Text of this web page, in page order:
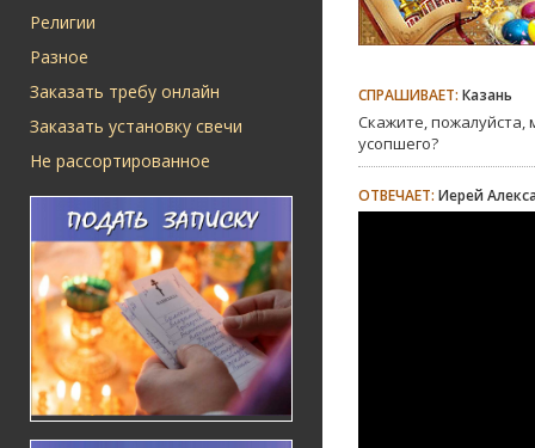
Религии
Разное
Заказать требу онлайн
Заказать установку свечи
Не рассортированное
СПРАШИВАЕТ: Казань
Скажите, пожалуйста,
усопшего?
ОТВЕЧАЕТ: Иерей